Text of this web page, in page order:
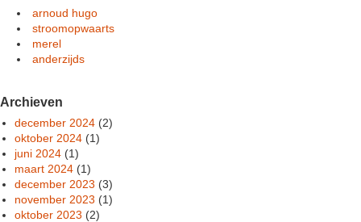
arnoud hugo
stroomopwaarts
merel
anderzijds
Archieven
december 2024 (2)
oktober 2024 (1)
juni 2024 (1)
maart 2024 (1)
december 2023 (3)
november 2023 (1)
oktober 2023 (2)